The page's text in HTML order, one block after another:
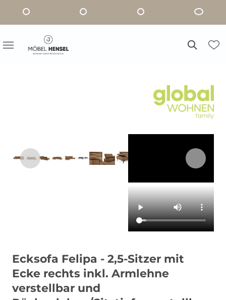
Ecksofa Felipa - 2,5-Sitzer mit
Ecke rechts inkl. Armlehne
verstellbar und